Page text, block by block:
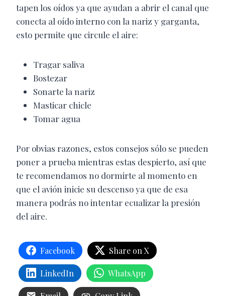
tapen los oídos ya que ayudan a abrir el canal que
conecta al oído interno con la nariz y garganta,
esto permite que circule el aire:
Tragar saliva
Bostezar
Sonarte la nariz
Masticar chicle
Tomar agua
Por obvias razones, estos consejos sólo se pueden
poner a prueba mientras estas despierto, así que
te recomendamos no dormirte al momento en
que el avión inicie su descenso ya que de esa
manera podrás no intentar ecualizar la presión
del aire.
Facebook Share on X
LinkedIn WhatsApp